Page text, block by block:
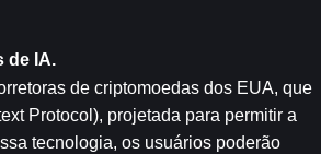
de IA.
de criptomoedas dos EUA, que
Protocol), projetada para permitir a
tecnologia, os usuários poderão